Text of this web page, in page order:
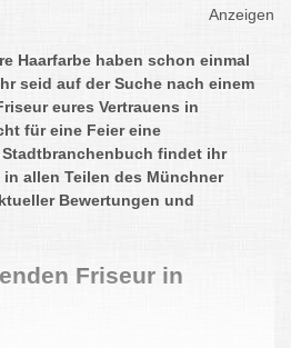
Anzeigen
Haarfarbe haben schon einmal
seid auf der Suche nach einem
eures Vertrauens in
für eine Feier eine
findet ihr
allen Teilen des Münchner
Bewertungen und
Friseur in